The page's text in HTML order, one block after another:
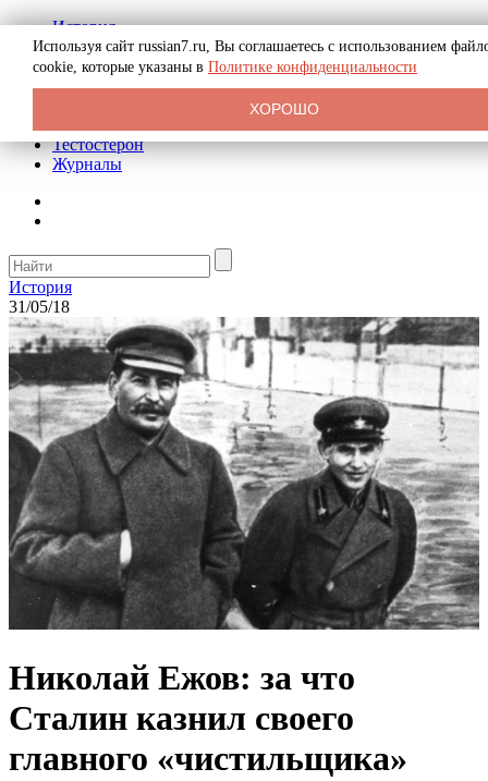
История
Биография
Криминал
Реклама на сайте
Тестостерон
Журналы
История
31/05/18
Николай Ежов: за что
Сталин казнил своего
главного «чистильщика»
Используя сайт russian7.ru, Вы соглашаетесь с использованием
cookie, которые указаны в Политике конфиденциальности
ХОРОШО